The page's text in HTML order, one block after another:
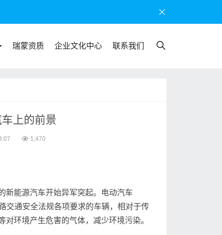
瑞蒙资质 企业文化中心 联系我们
上的前景
1,470
新能源汽车开始异军突起。电动汽车
交通安全法规各项要求的车辆，相对于传
环境产生危害的气体，减少环境污染。